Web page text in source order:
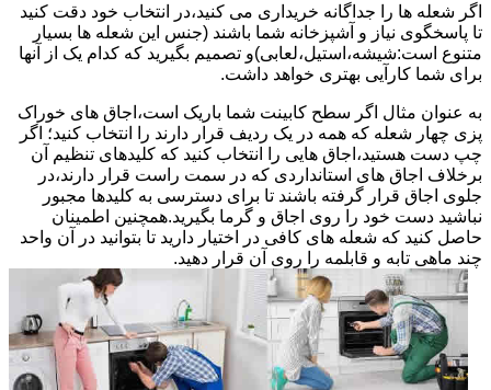
اگر شعله ها را جداگانه خریداری می کنید،در انتخاب خود دقت کنید
تا پاسخگوی نیاز و آشپزخانه شما باشند (جنس این شعله ها بسیار
متنوع است:شیشه،استیل،لعابی)و تصمیم بگیرید که کدام یک از آنها
برای شما کارآیی بهتری خواهد داشت.
به عنوان مثال اگر سطح کابینت شما باریک است،اجاق های خوراک
پزی چهار شعله که همه در یک ردیف قرار دارند را انتخاب کنید؛ اگر
چپ دست هستید،اجاق هایی را انتخاب کنید که کلیدهای تنظیم آن
برخلاف اجاق های استانداردی که در سمت راست قرار دارند،در
جلوی اجاق قرار گرفته باشند تا برای دسترسی به کلیدها مجبور
نباشید دست خود را روی اجاق و گرما بگیرید.همچنین اطمینان
حاصل کنید که شعله های کافی در اختیار دارید تا بتوانید در آن واحد
چند ماهی تابه و قابلمه را روی آن قرار دهید.